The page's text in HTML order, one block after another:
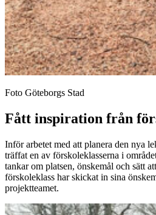
Foto Göteborgs Stad
Fått inspiration från
Inför arbetet med att planera den nya
träffat en av förskoleklasserna i
tankar om platsen, önskemål och sätt
förskoleklass har skickat in sina
projektteamet.